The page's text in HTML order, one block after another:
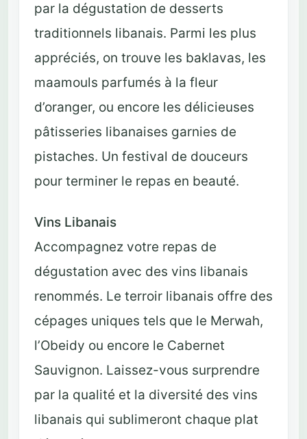
par la dégustation de desserts
traditionnels libanais. Parmi les plus
appréciés, on trouve les baklavas, les
maamouls parfumés à la fleur
d’oranger, ou encore les délicieuses
pâtisseries libanaises garnies de
pistaches. Un festival de douceurs
pour terminer le repas en beauté.
Vins Libanais
Accompagnez votre repas de
dégustation avec des vins libanais
renommés. Le terroir libanais offre des
cépages uniques tels que le Merwah,
l’Obeidy ou encore le Cabernet
Sauvignon. Laissez-vous surprendre
par la qualité et la diversité des vins
libanais qui sublimeront chaque plat